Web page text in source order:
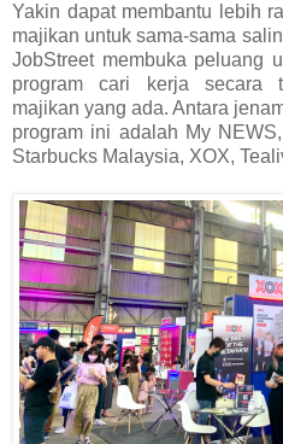
Yakin dapat membantu lebih
majikan untuk sama-sama
JobStreet membuka peluang
program cari kerja secara
majikan yang ada. Antara
program ini adalah My
Starbucks Malaysia, XOX,